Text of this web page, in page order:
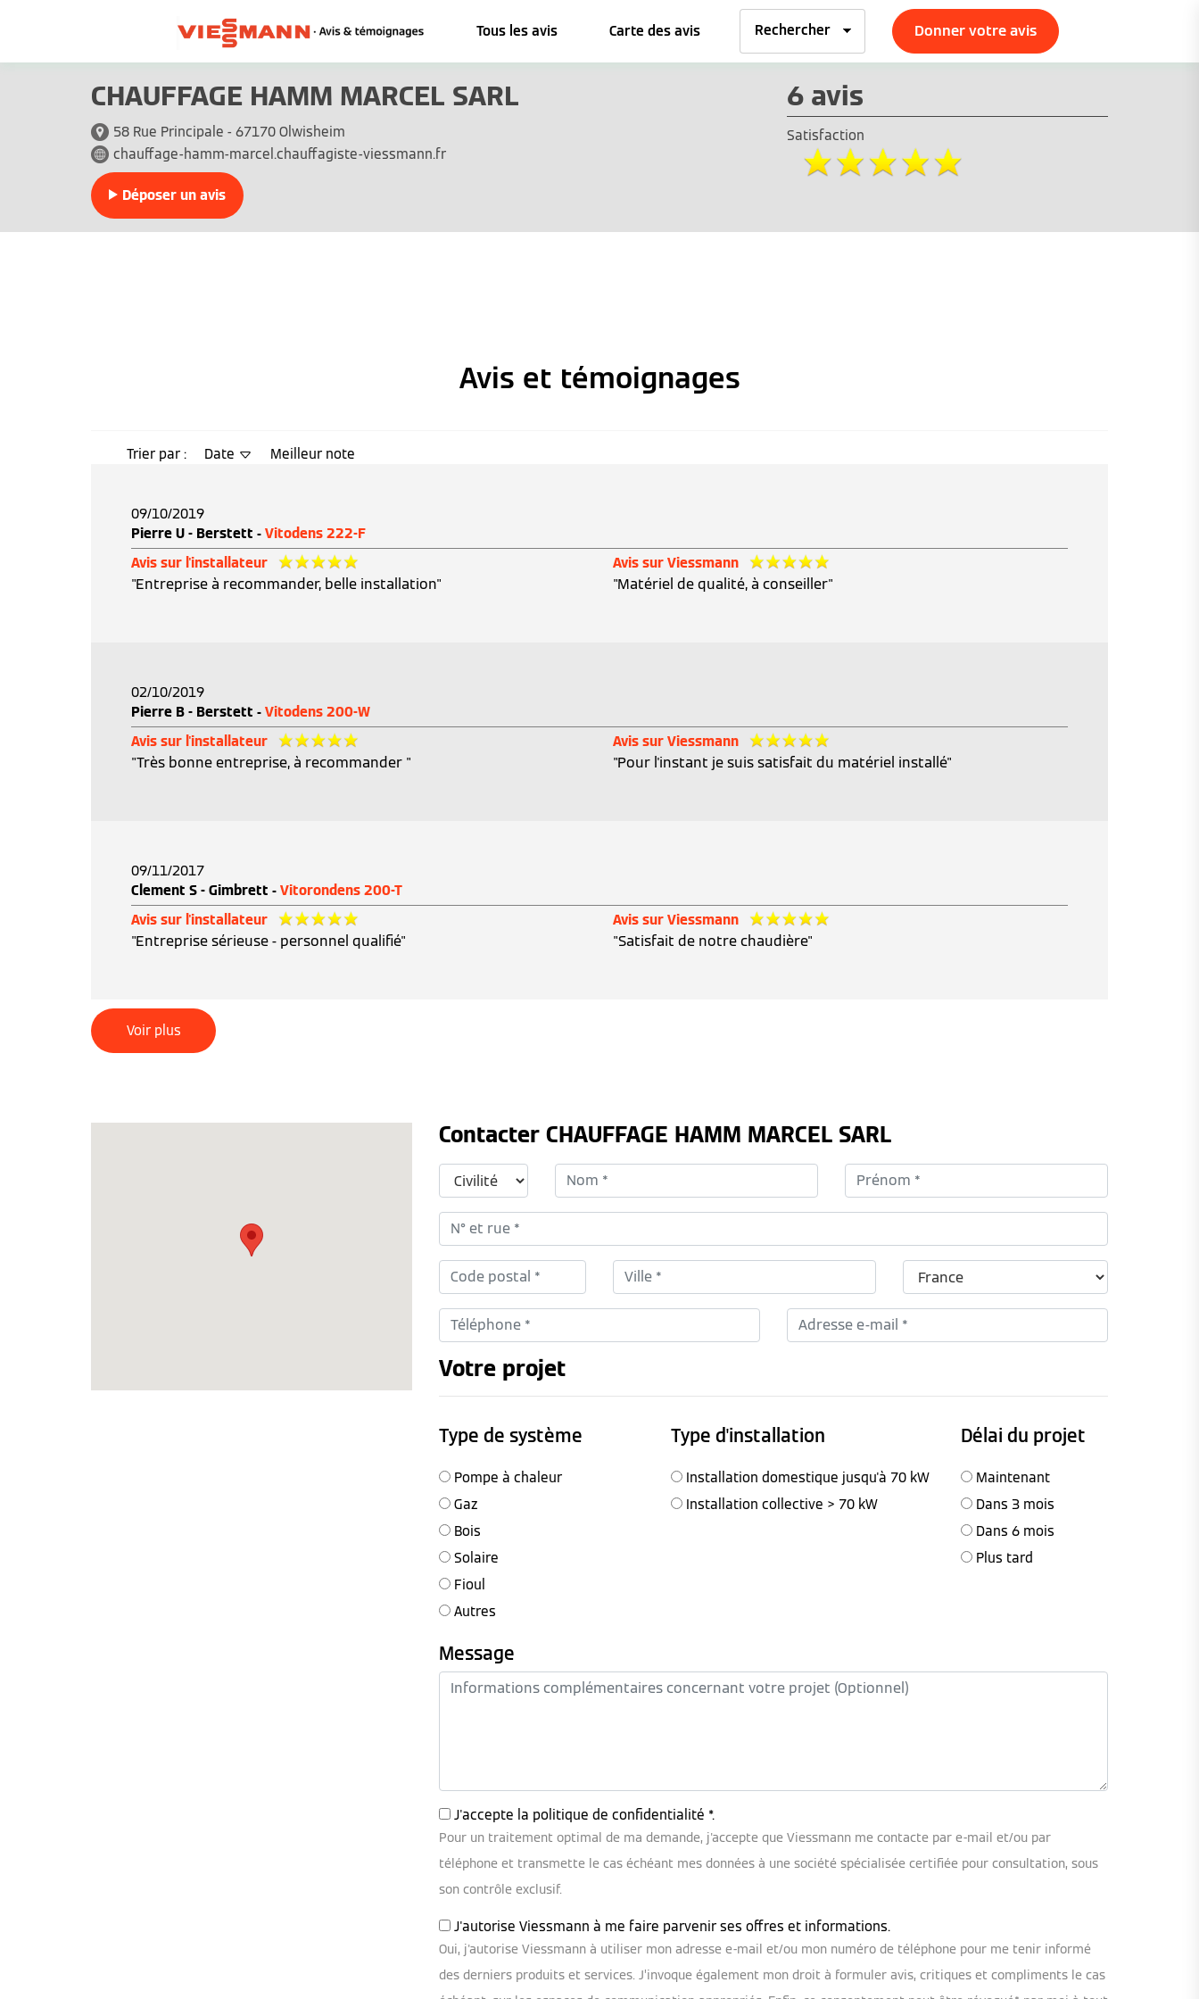
Tous les avis Carte des avis Donner votre avis
CHAUFFAGE HAMM MARCEL SARL
58 Rue Principale - 67170 Olwisheim
chauffage-hamm-marcel.chauffagiste-viessmann.fr
Déposer un avis
6 avis
Satisfaction
Avis et témoignages
Trier par : Date Meilleur note
09/10/2019
Pierre U - Berstett - Vitodens 222-F
Avis sur l'installateur
"Entreprise à recommander, belle installation"
Avis sur Viessmann
"Matériel de qualité, à conseiller"
02/10/2019
Pierre B - Berstett - Vitodens 200-W
Avis sur l'installateur
"Très bonne entreprise, à recommander "
Avis sur Viessmann
"Pour l'instant je suis satisfait du matériel installé"
09/11/2017
Clement S - Gimbrett - Vitorondens 200-T
Avis sur l'installateur
"Entreprise sérieuse - personnel qualifié"
Avis sur Viessmann
"Satisfait de notre chaudière"
Voir plus
Contacter CHAUFFAGE HAMM MARCEL SARL
Votre projet
Type de système Type d'installation Délai du projet
Pompe à chaleur
Gaz
Bois
Solaire
Fioul
Autres
Installation domestique jusqu'à 70 kW
Installation collective > 70 kW
Maintenant
Dans 3 mois
Dans 6 mois
Plus tard
Message
J'accepte la politique de confidentialité *.
Pour un traitement optimal de ma demande, j'accepte que Viessmann me contacte par e-mail et/ou par
téléphone et transmette le cas échéant mes données à une société spécialisée certifiée pour consultation, sous
son contrôle exclusif.
J'autorise Viessmann à me faire parvenir ses offres et informations.
Oui, j'autorise Viessmann à utiliser mon adresse e-mail et/ou mon numéro de téléphone pour me tenir informé
des derniers produits et services. J’invoque également mon droit à formuler avis, critiques et compliments le cas